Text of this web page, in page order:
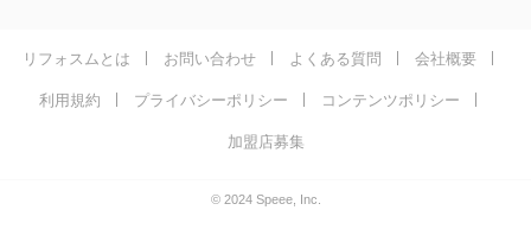
リフォスムとは お問い合わせ よくある質問 会社概要
利用規約 プライバシーポリシー コンテンツポリシー
加盟店募集
© 2024 Speee, Inc.